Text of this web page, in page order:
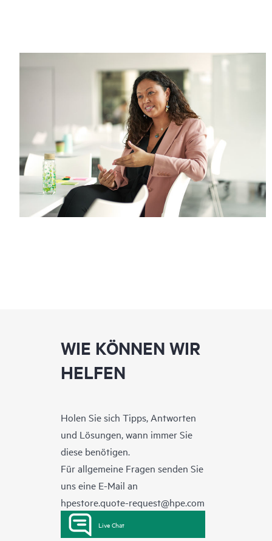
WIE KÖNNEN WIR
HELFEN
Holen Sie sich Tipps, Antworten
und Lösungen, wann immer Sie
diese benötigen.
Für allgemeine Fragen senden Sie
uns eine E-Mail an
hpestore.quote-request@hpe.com
Live Chat